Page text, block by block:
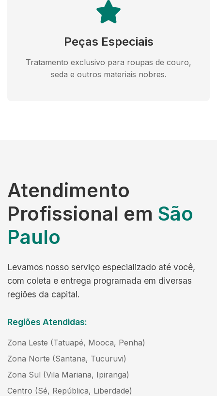
Peças Especiais
Tratamento exclusivo para roupas de couro,
seda e outros materiais nobres.
Atendimento
Profissional em São
Paulo
Levamos nosso serviço especializado até você,
com coleta e entrega programada em diversas
regiões da capital.
Regiões Atendidas:
Zona Leste (Tatuapé, Mooca, Penha)
Zona Norte (Santana, Tucuruvi)
Zona Sul (Vila Mariana, Ipiranga)
Centro (Sé, República, Liberdade)